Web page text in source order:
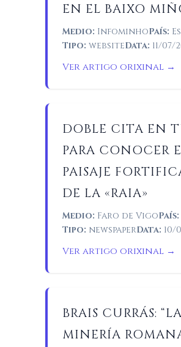
EN EL BAIXO
Medio: InfominhoPaís:
Tipo: websiteData: 11/07/
Ver artigo orixinal →
DOBLE CITA EN
PARA CONOCER
PAISAJE
DE LA «RAIA»
Medio: Faro de VigoPaís:
Tipo: newspaperData: 10/
Ver artigo orixinal →
BRAIS CURRÁS:
MINERÍA